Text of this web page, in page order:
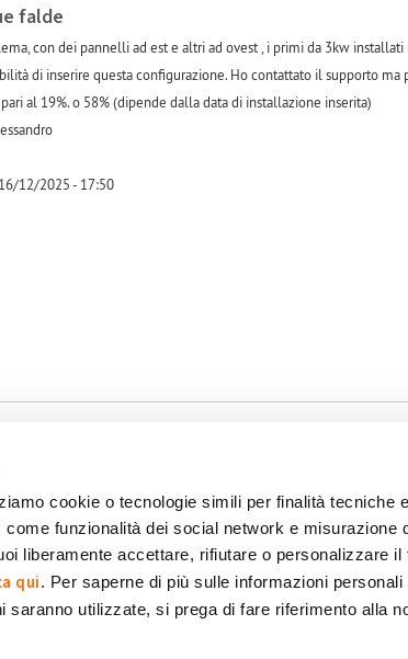
cookie o tecnologie simili per finalità tecniche
funzionalità dei social network e misurazione
liberamente accettare, rifiutare o personalizzare il
qui. Per saperne di più sulle informazioni
saranno utilizzate, si prega di fare riferimento alla
falde
con dei pannelli ad est e altri ad ovest , i primi da 3kw
di inserire questa configurazione. Ho contattato il supporto ma
al 19%. o 58% (dipende dalla data di installazione inserita)
12/2025 - 17:50
di accessibilità POR FESR 2014-2020
Benefit POWERED BY: